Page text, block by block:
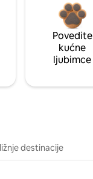
Povedite
kućne
ljubimce
destinacije